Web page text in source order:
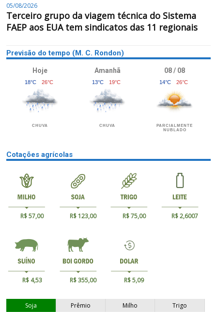
05/08/2026
Terceiro grupo da viagem técnica do Sistema
FAEP aos EUA tem sindicatos das 11 regionais
Previsão do tempo (M. C. Rondon)
Hoje
18°C 26°C
CHUVA
Amanhã
13°C 19°C
CHUVA
08 / 08
14°C 26°C
PARCIALMENTE
NUBLADO
Cotações agrícolas
R$ 57,00 R$ 123,00 R$ 75,00 R$ 2,6007
R$ 4,53 R$ 355,00 R$ 5,09
Soja Prêmio Milho
Trigo